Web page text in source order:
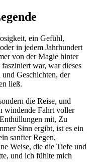
ein Gefühl,
in jedem Jahrhundert
von der Magie hinter
war, war dieses
Geschichten, der
ließ.
die Reise, und
windende Fahrt voller
mit, Zu
Sinn ergibt, ist es ein
sanfter Regen,
Weise, die die Tiefe und
und ich fühlte mich